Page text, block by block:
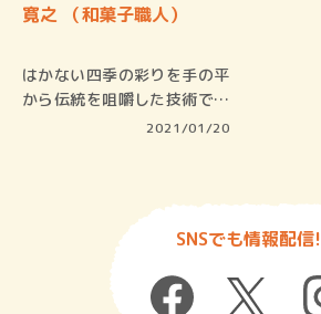
寛之 （和菓子職人）
はかない四季の彩りを手の平
から伝統を咀嚼した技術で精
2021/01/20
SNSでも情報配信!